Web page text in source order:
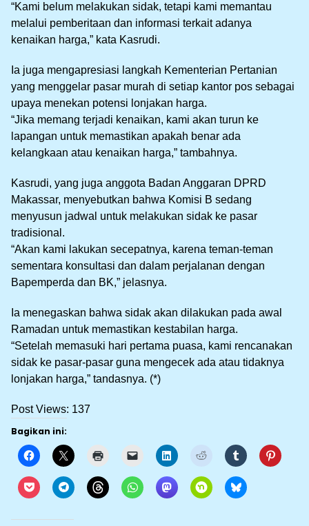
“Kami belum melakukan sidak, tetapi kami memantau
melalui pemberitaan dan informasi terkait adanya
kenaikan harga,” kata Kasrudi.
Ia juga mengapresiasi langkah Kementerian Pertanian
yang menggelar pasar murah di setiap kantor pos sebagai
upaya menekan potensi lonjakan harga.
“Jika memang terjadi kenaikan, kami akan turun ke
lapangan untuk memastikan apakah benar ada
kelangkaan atau kenaikan harga,” tambahnya.
Kasrudi, yang juga anggota Badan Anggaran DPRD
Makassar, menyebutkan bahwa Komisi B sedang
menyusun jadwal untuk melakukan sidak ke pasar
tradisional.
“Akan kami lakukan secepatnya, karena teman-teman
sementara konsultasi dan dalam perjalanan dengan
Bapemperda dan BK,” jelasnya.
Ia menegaskan bahwa sidak akan dilakukan pada awal
Ramadan untuk memastikan kestabilan harga.
“Setelah memasuki hari pertama puasa, kami rencanakan
sidak ke pasar-pasar guna mengecek ada atau tidaknya
lonjakan harga,” tandasnya. (*)
Post Views: 137
Bagikan ini: